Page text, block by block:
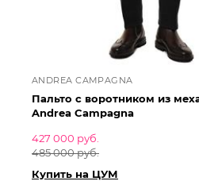
ANDREA CAMPAGNA
Пальто с воротником из
Andrea Campagna
427 000 руб.
485 000 руб.
Купить на ЦУМ